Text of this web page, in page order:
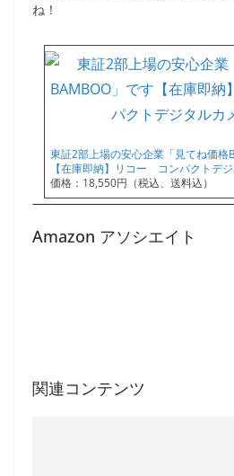
ね！
東証2部上場の安心企業「見てね価格
【在庫即納】リコー コンパクトデ
価格：18,550円（税込、送料込）
Amazon アソシエイト
関連コンテンツ